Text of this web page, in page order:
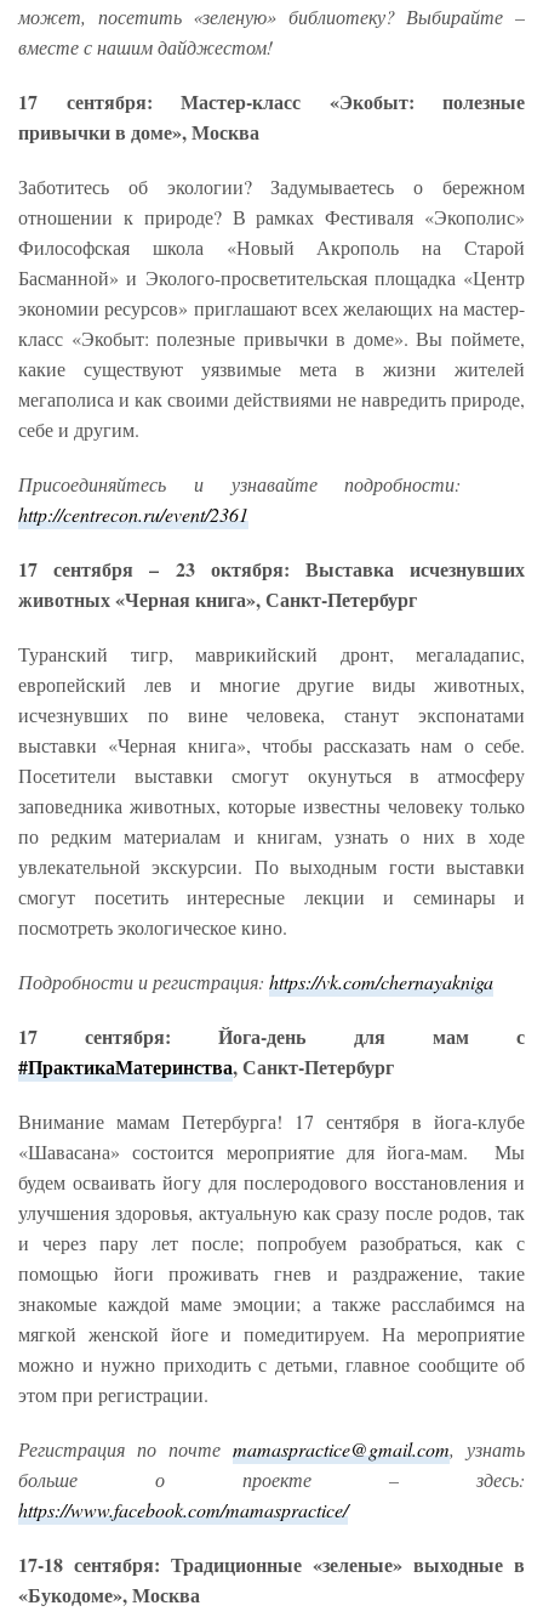
может, посетить «зеленую» библиотеку? Выбирайте –
вместе с нашим дайджестом!
17 сентября: Мастер-класс «Экобыт: полезные
привычки в доме», Москва
Заботитесь об экологии? Задумываетесь о бережном
отношении к природе? В рамках Фестиваля «Экополис»
Философская школа «Новый Акрополь на Старой
Басманной» и Эколого-просветительская площадка «Центр
экономии ресурсов» приглашают всех желающих на мастер-
класс «Экобыт: полезные привычки в доме». Вы поймете,
какие существуют уязвимые мета в жизни жителей
мегаполиса и как своими действиями не навредить природе,
себе и другим.
Присоединяйтесь и узнавайте подробности:
http://centrecon.ru/event/2361
17 сентября – 23 октября: Выставка исчезнувших
животных «Черная книга», Санкт-Петербург
Туранский тигр, маврикийский дронт, мегаладапис,
европейский лев и многие другие виды животных,
исчезнувших по вине человека, станут экспонатами
выставки «Черная книга», чтобы рассказать нам о себе.
Посетители выставки смогут окунуться в атмосферу
заповедника животных, которые известны человеку только
по редким материалам и книгам, узнать о них в ходе
увлекательной экскурсии. По выходным гости выставки
смогут посетить интересные лекции и семинары и
посмотреть экологическое кино.
Подробности и регистрация: https://vk.com/chernayakniga
17 сентября: Йога-день для мам с
#ПрактикаМатеринства, Санкт-Петербург
Внимание мамам Петербурга! 17 сентября в йога-клубе
«Шавасана» состоится мероприятие для йога-мам. Мы
будем осваивать йогу для послеродового восстановления и
улучшения здоровья, актуальную как сразу после родов, так
и через пару лет после; попробуем разобраться, как с
помощью йоги проживать гнев и раздражение, такие
знакомые каждой маме эмоции; а также расслабимся на
мягкой женской йоге и помедитируем. На мероприятие
можно и нужно приходить с детьми, главное сообщите об
этом при регистрации.
Регистрация по почтеmamaspractice@gmail.com, узнать
больше о проекте – здесь:
https://www.facebook.com/mamaspractice/
17-18 сентября: Традиционные «зеленые» выходные в
«Букодоме», Москва